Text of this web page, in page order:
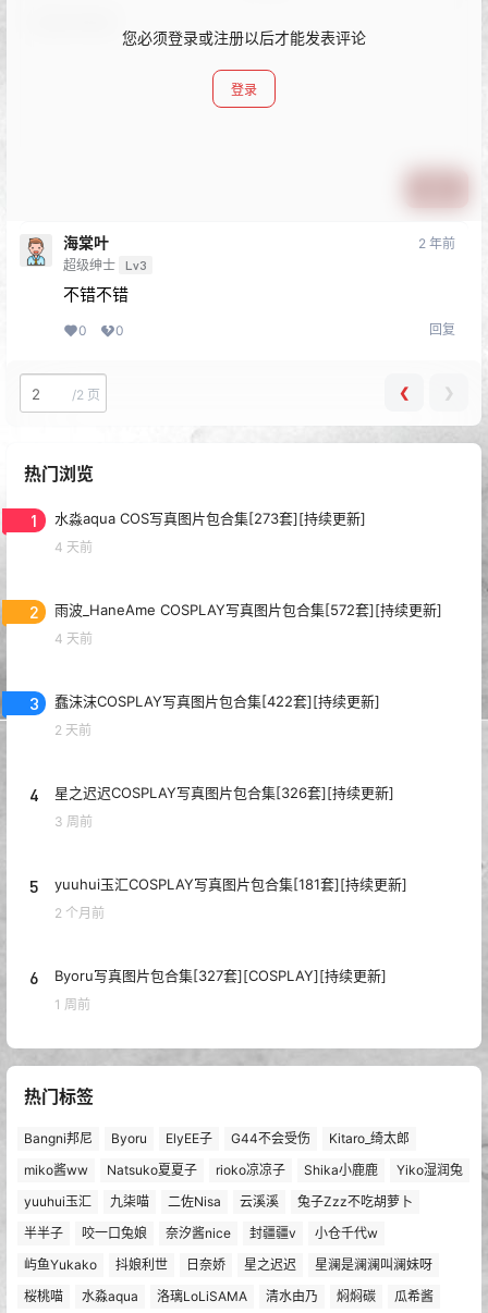
您必须登录或注册以后才能发表评论
登录
海棠叶
超级绅士 Lv3
2 年前
不错不错
0 0 回复
/2 页 ❮ ❯
热门浏览
1 水淼aqua COS写真图片包合集[273套][持续更新]
4 天前
2 雨波_HaneAme COSPLAY写真图片包合集[572套][持续更新]
4 天前
3 蠢沫沫COSPLAY写真图片包合集[422套][持续更新]
2 天前
4 星之迟迟COSPLAY写真图片包合集[326套][持续更新]
3 周前
5 yuuhui玉汇COSPLAY写真图片包合集[181套][持续更新]
2 个月前
6 Byoru写真图片包合集[327套][COSPLAY][持续更新]
1 周前
热门标签
Bangni邦尼 Byoru ElyEE子 G44不会受伤
Kitaro_绮太郎
miko酱ww
Natsuko夏夏子 rioko凉凉子 Shika小鹿鹿
Yiko湿润兔
yuuhui玉汇
九柒喵 二佐Nisa 云溪溪
兔子Zzz不吃胡萝卜
半半子
咬一口兔娘 奈汐酱nice 封疆疆v
小仓千代w
屿鱼Yukako
抖娘利世 日奈娇 星之迟迟
星澜是澜澜叫澜妹呀
桜桃喵
水淼aqua 洛璃LoLiSAMA 清水由乃 焖焖碳 瓜希酱